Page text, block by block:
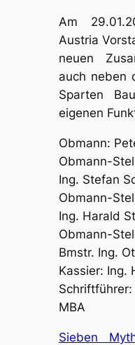
Am
Austria
neuen
auch neben
Sparten
eigenen
Obmann:
Obmann-
Ing. Stefan
Obmann-
Ing. Harald
Obmann-
Bmstr. Ing.
Kassier: Ing.
MBA
Sieben